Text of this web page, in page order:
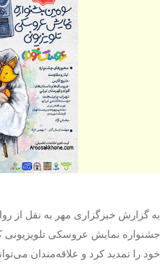
تبلیغات راه نو نیوز
آوین دیلی
تک کده
پایگاه خبری آبان
خرید موتور ایمپلنت
به گزارش خبرگزاری مهر به نقل از
جشنواره نمایش عروسکی